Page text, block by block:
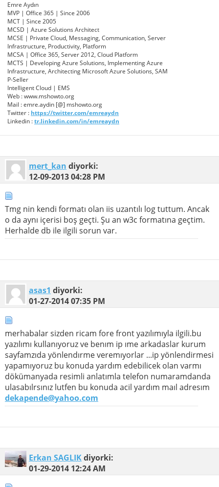
Emre Aydın
MVP | Office 365 | Since 2006
MCT | Since 2005
MCSD | Azure Solutions Architect
MCSE | Private Cloud, Messaging, Communication, Server
Infrastructure, Productivity, Platform
MCSA | Office 365, Server 2012, Cloud Platform
MCTS | Developing Azure Solutions, Implementing Azure
Infrastructure, Architecting Microsoft Azure Solutions, SAM
P-Seller
Intelligent Cloud | EMS
Web : www.mshowto.org
Mail : emre.aydin [@] mshowto.org
Twitter : https://twitter.com/emreaydn
Linkedin :tr.linkedin.com/in/emreaydn
mert_kan diyorki:
12-09-201304:28 PM
Tmg nin kendi formatı olan iis uzantılı log tuttum. Ancak
o da aynı içerisi boş geçti. Şu an w3c formatına geçtim.
Herhalde db ile ilgili sorun var.
asas1 diyorki:
01-27-201407:35 PM
merhabalar sizden ricam fore front yazılımıyla ilgili.bu
yazılımı kullanıyoruz ve benım ip ıme arkadaslar kurum
sayfamzıda yönlendırme veremıyorlar ...ip yönlendirmesi
yapamıyoruz bu konuda yardım edebilicek olan varmı
dökümanyada resimli anlatımla telefon numaramdanda
ulasabılrsınız lutfen bu konuda acil yardım maıl adresım
dekapende@yahoo.com
Erkan SAGLIKdiyorki:
01-29-2014 12:24 AM